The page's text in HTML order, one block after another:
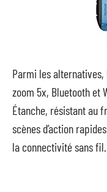
Parmi les alternatives,
zoom 5x, Bluetooth et
Étanche, résistant au
scènes d’action
la connectivité sans fil.